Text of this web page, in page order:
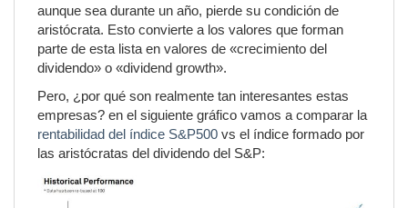
aunque sea durante un año, pierde su condición de
aristócrata. Esto convierte a los valores que forman
parte de esta lista en valores de «crecimiento del
dividendo» o «dividend growth».
Pero, ¿por qué son realmente tan interesantes estas
empresas? en el siguiente gráfico vamos a comparar la
rentabilidad del índice S&P500 vs el índice formado por
las aristócratas del dividendo del S&P: